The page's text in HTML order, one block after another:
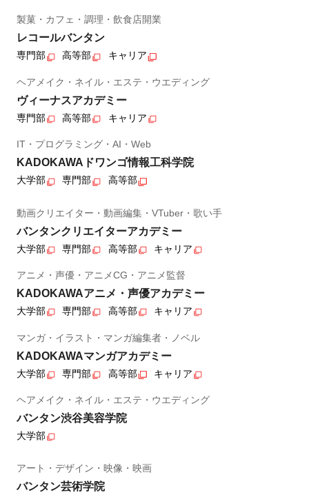
製菓・カフェ・調理・飲食店開業
レコールバンタン
専門部 高等部 キャリア
ヘアメイク・ネイル・エステ・ウエディング
ヴィーナスアカデミー
専門部 高等部 キャリア
IT・プログラミング・AI・Web
KADOKAWAドワンゴ情報工科学院
大学部 専門部 高等部
動画クリエイター・動画編集・VTuber・歌い手
バンタンクリエイターアカデミー
大学部 専門部 高等部 キャリア
アニメ・声優・アニメCG・アニメ監督
KADOKAWAアニメ・声優アカデミー
大学部 専門部 高等部 キャリア
マンガ・イラスト・マンガ編集者・ノベル
KADOKAWAマンガアカデミー
大学部 専門部 高等部 キャリア
ヘアメイク・ネイル・エステ・ウエディング
バンタン渋谷美容学院
大学部
アート・デザイン・映像・映画
バンタン芸術学院